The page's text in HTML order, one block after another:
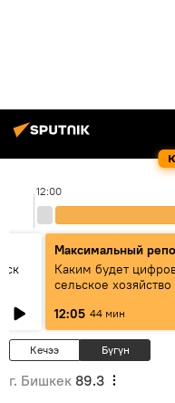
12:00
Максимальный
Каким будет
сельское
12:05 44 мин
Кечээ Бүгүн
г. Бишкек 89.3